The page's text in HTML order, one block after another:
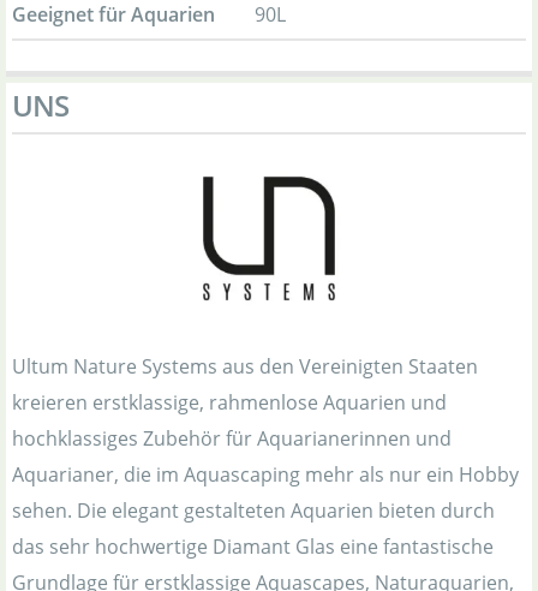
Geeignet für Aquarien
90L
UNS
Ultum Nature Systems aus den Vereinigten Staaten
kreieren erstklassige, rahmenlose Aquarien und
hochklassiges Zubehör für Aquarianerinnen und
Aquarianer, die im Aquascaping mehr als nur ein Hobby
sehen. Die elegant gestalteten Aquarien bieten durch
das sehr hochwertige Diamant Glas eine fantastische
Grundlage für erstklassige Aquascapes, Naturaquarien,